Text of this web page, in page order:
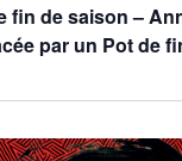
fin de saison –
par un Pot de